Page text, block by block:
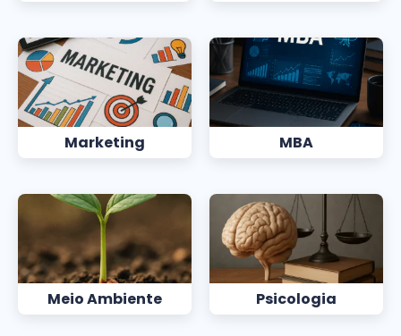
Marketing MBA
Meio Ambiente Psicologia